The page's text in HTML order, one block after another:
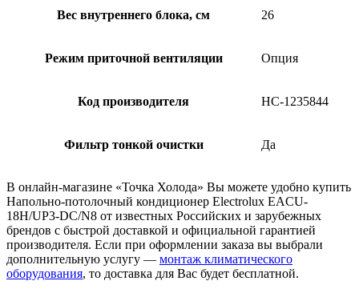
Вес внутреннего блока, см 26
Режим приточной вентиляции Опция
Код производителя НС-1235844
Фильтр тонкой очистки Да
В онлайн-магазине «Точка Холода» Вы можете удобно купить
Напольно-потолочный кондиционер Electrolux EACU-
18H/UP3-DC/N8 от известных Российских и зарубежных
брендов с быстрой доставкой и официальной гарантией
производителя. Если при оформлении заказа вы выбрали
дополнительную услугу — монтаж климатического
оборудования, то доставка для Вас будет бесплатной.